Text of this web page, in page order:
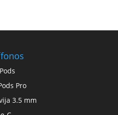
Pro
3.5 mm